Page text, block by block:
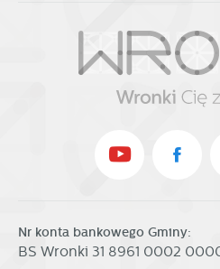
Nr konta bankowego Gminy:
BS Wronki 31 8961 0002